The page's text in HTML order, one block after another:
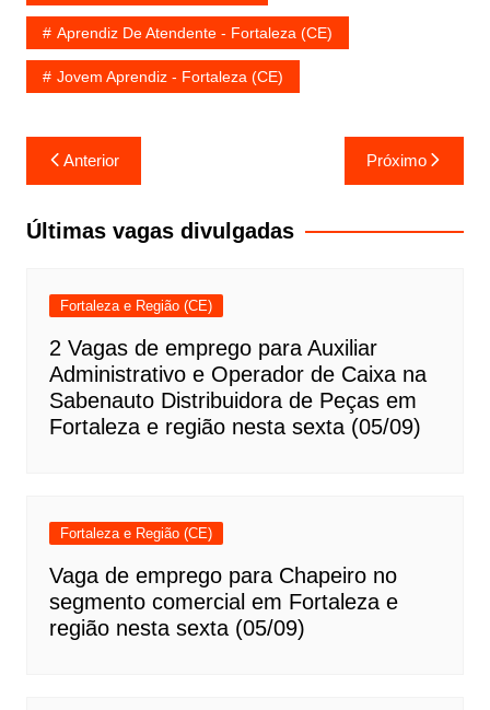
Aprendiz De Atendente - Fortaleza (CE)
Jovem Aprendiz - Fortaleza (CE)
Navegação
de
Post
Anterior Próximo
Últimas vagas divulgadas
Fortaleza e Região (CE)
2 Vagas de emprego para Auxiliar
Administrativo e Operador de Caixa na
Sabenauto Distribuidora de Peças em
Fortaleza e região nesta sexta (05/09)
Fortaleza e Região (CE)
Vaga de emprego para Chapeiro no
segmento comercial em Fortaleza e
região nesta sexta (05/09)